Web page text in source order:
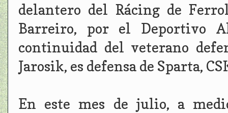
delantero del Rácing de
Barreiro, por el Deportivo
continuidad del veterano
Jarosik, es defensa de Sparta,
En este mes de julio, a